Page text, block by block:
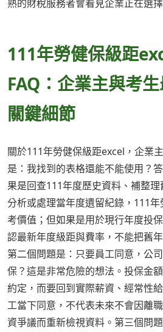
熟的財稅服務者會看見企業正在選
111年勞健保級距
FAQ：企業主與考
關鍵細節
關於111年勞健保級距excel，企業
是：我找到的表格還能不能使用？
果是回查111年度歷史資料、補整
分析或處理當年度遺留紀錄，111
考價值；但如果是用於現行年度投
認最新年度級距與費率，不能把舊
第二個問題是：只要員工同意，公
保？這是非常危險的想法。投保金
約定，而要回到實際薪資、經常性
工當下同意，不代表未來不會因離
資爭議而重新檢視資料。第三個問